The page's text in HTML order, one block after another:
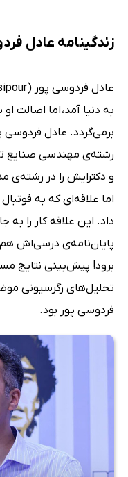
زندگینامه عادل
به دنیا آمد، اما اصالت
برمی‌گردد. عادل
رشته‌ی مهندسی صنایع
و دکترایش را در رشته‌ی
اما علاقه‌ای که به
داد. این علاقه کار را
پایان‌نامه‌ی درسی‌اش هم
برود! پیش‌بینی نتایج
تحلیل‌های رگرسیونی
فردوسی پور بود.